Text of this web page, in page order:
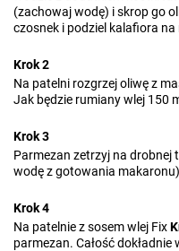
(zachowaj wodę) i skrop go
czosnek i podziel kalafiora na
Krok 2
Na patelni rozgrzej oliwę z
Jak będzie rumiany wlej 150
Krok 3
Parmezan zetrzyj na drobnej
wodę z gotowania
Krok 4
Na patelnie z sosem wlej Fix
parmezan. Całość dokładnie